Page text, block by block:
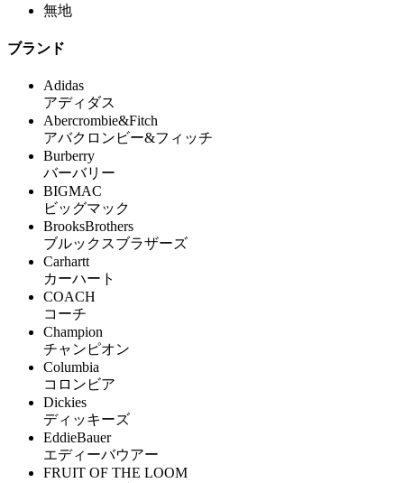
無地
ブランド
Adidas
アディダス
Abercrombie&Fitch
アバクロンビー&フィッチ
Burberry
バーバリー
BIGMAC
ビッグマック
BrooksBrothers
ブルックスブラザーズ
Carhartt
カーハート
COACH
コーチ
Champion
チャンピオン
Columbia
コロンビア
Dickies
ディッキーズ
EddieBauer
エディーバウアー
FRUIT OF THE LOOM